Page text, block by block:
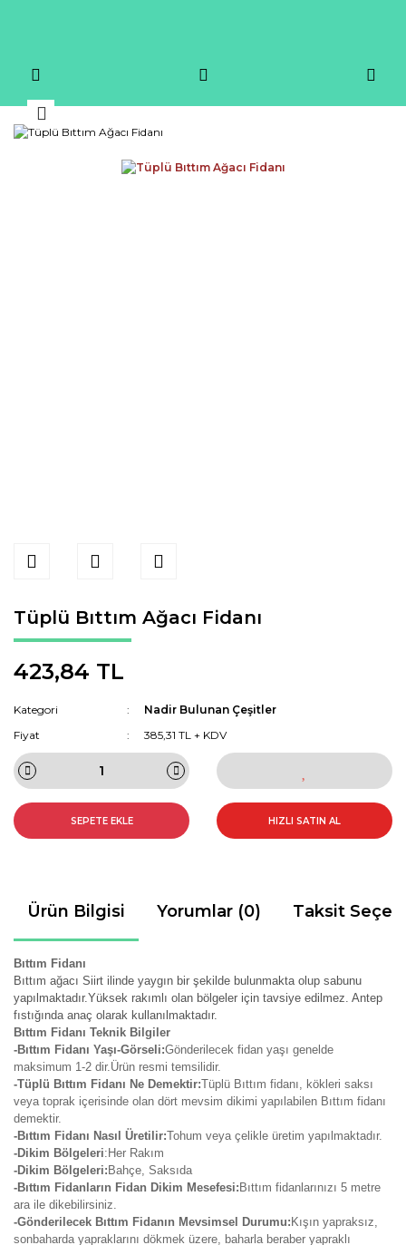
Tüplü Bıttım Ağacı Fidanı
423,84 TL
Kategori
Nadir Bulunan Çeşitler
Fiyat
385,31 TL + KDV
SEPETE EKLE HIZLI SATIN AL
Ürün Bilgisi Yorumlar (0) Taksit
Bıttım Fidanı
Bıttım ağacı Siirt ilinde yaygın bir şekilde bulunmakta olup sabunu
yapılmaktadır.Yüksek rakımlı olan bölgeler için tavsiye edilmez. Antep
fıstığında anaç olarak kullanılmaktadır.
Bıttım Fidanı Teknik Bilgiler
-Bıttım Fidanı Yaşı-Görseli:Gönderilecek fidan yaşı genelde
maksimum 1-2 dir.Ürün resmi temsilidir.
-Tüplü Bıttım Fidanı Ne Demektir:Tüplü Bıttım fidanı, kökleri saksı
veya toprak içerisinde olan dört mevsim dikimi yapılabilen Bıttım fidanı
demektir.
-Bıttım Fidanı Nasıl Üretilir:Tohum veya çelikle üretim yapılmaktadır.
-Dikim Bölgeleri:Her Rakım
-Dikim Bölgeleri: Bahçe, Saksıda
-Bıttım Fidanların Fidan Dikim Mesefesi: Bıttım fidanlarınızı 5 metre
ara ile dikebilirsiniz.
-Gönderilecek Bıttım Fidanın Mevsimsel Durumu: Kışın yapraksız,
sonbaharda yapraklarını dökmek üzere, baharla beraber yapraklı